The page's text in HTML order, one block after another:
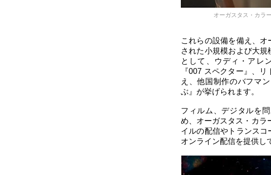
オーガスタス・カラ
これらの設備を備え、
された小規模および大
として、ウディ・アレ
『007 スペクター』、
え、他国制作のバフマ
ぶ』が挙げられます。
フィルム、デジタルを
め、オーガスタス・カラ
イルの配信やトランスコ
オンライン配信を提供し